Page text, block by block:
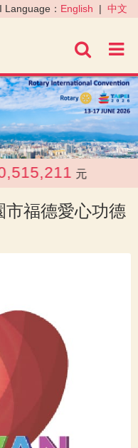
進階
Language： English | 中文
›
元
市福德愛心功德